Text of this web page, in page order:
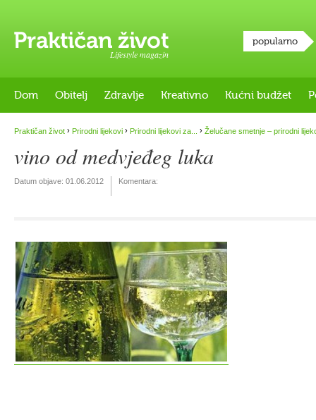
Lifestyle magazin
popularno
Dom Obitelj Zdravlje Kreativno Kućni budžet
Praktičan život › Prirodni lijekovi › Prirodni lijekovi za... › Želučane smetnje – prirodni
vino od medvjeđeg luka
Datum objave: 01.06.2012 Komentara: